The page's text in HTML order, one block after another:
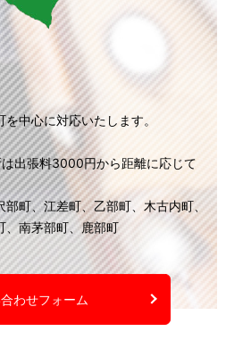
中心に対応いたします。
出張料3000円から距離に応じて
町、江差町、乙部町、木古内町、
、南茅部町、鹿部町
わせフォーム